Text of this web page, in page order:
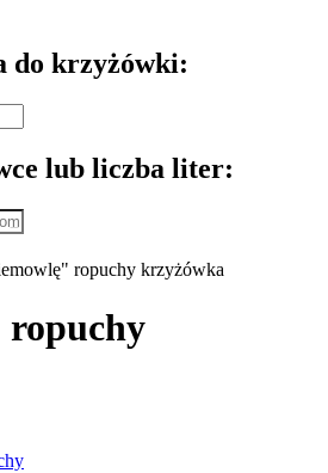
do krzyżówki:
lub liczba liter:
ropuchy krzyżówka